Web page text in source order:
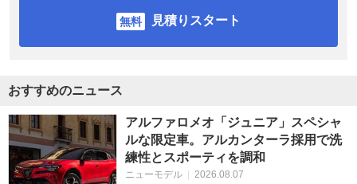
見積りスタート
おすすめのニュース
アルファロメオ「ジュニア」スペシャ
ルな限定車。アルカンターラ採用で洗
練性とスポーティを調和
ニューモデル 2026.08.07